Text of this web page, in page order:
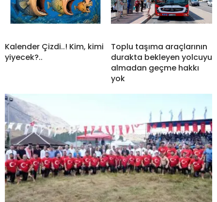
Kalender Çizdi..! Kim, kimi
yiyecek?..
Toplu taşıma araçlarının
durakta bekleyen yolcuyu
almadan geçme hakkı
yok